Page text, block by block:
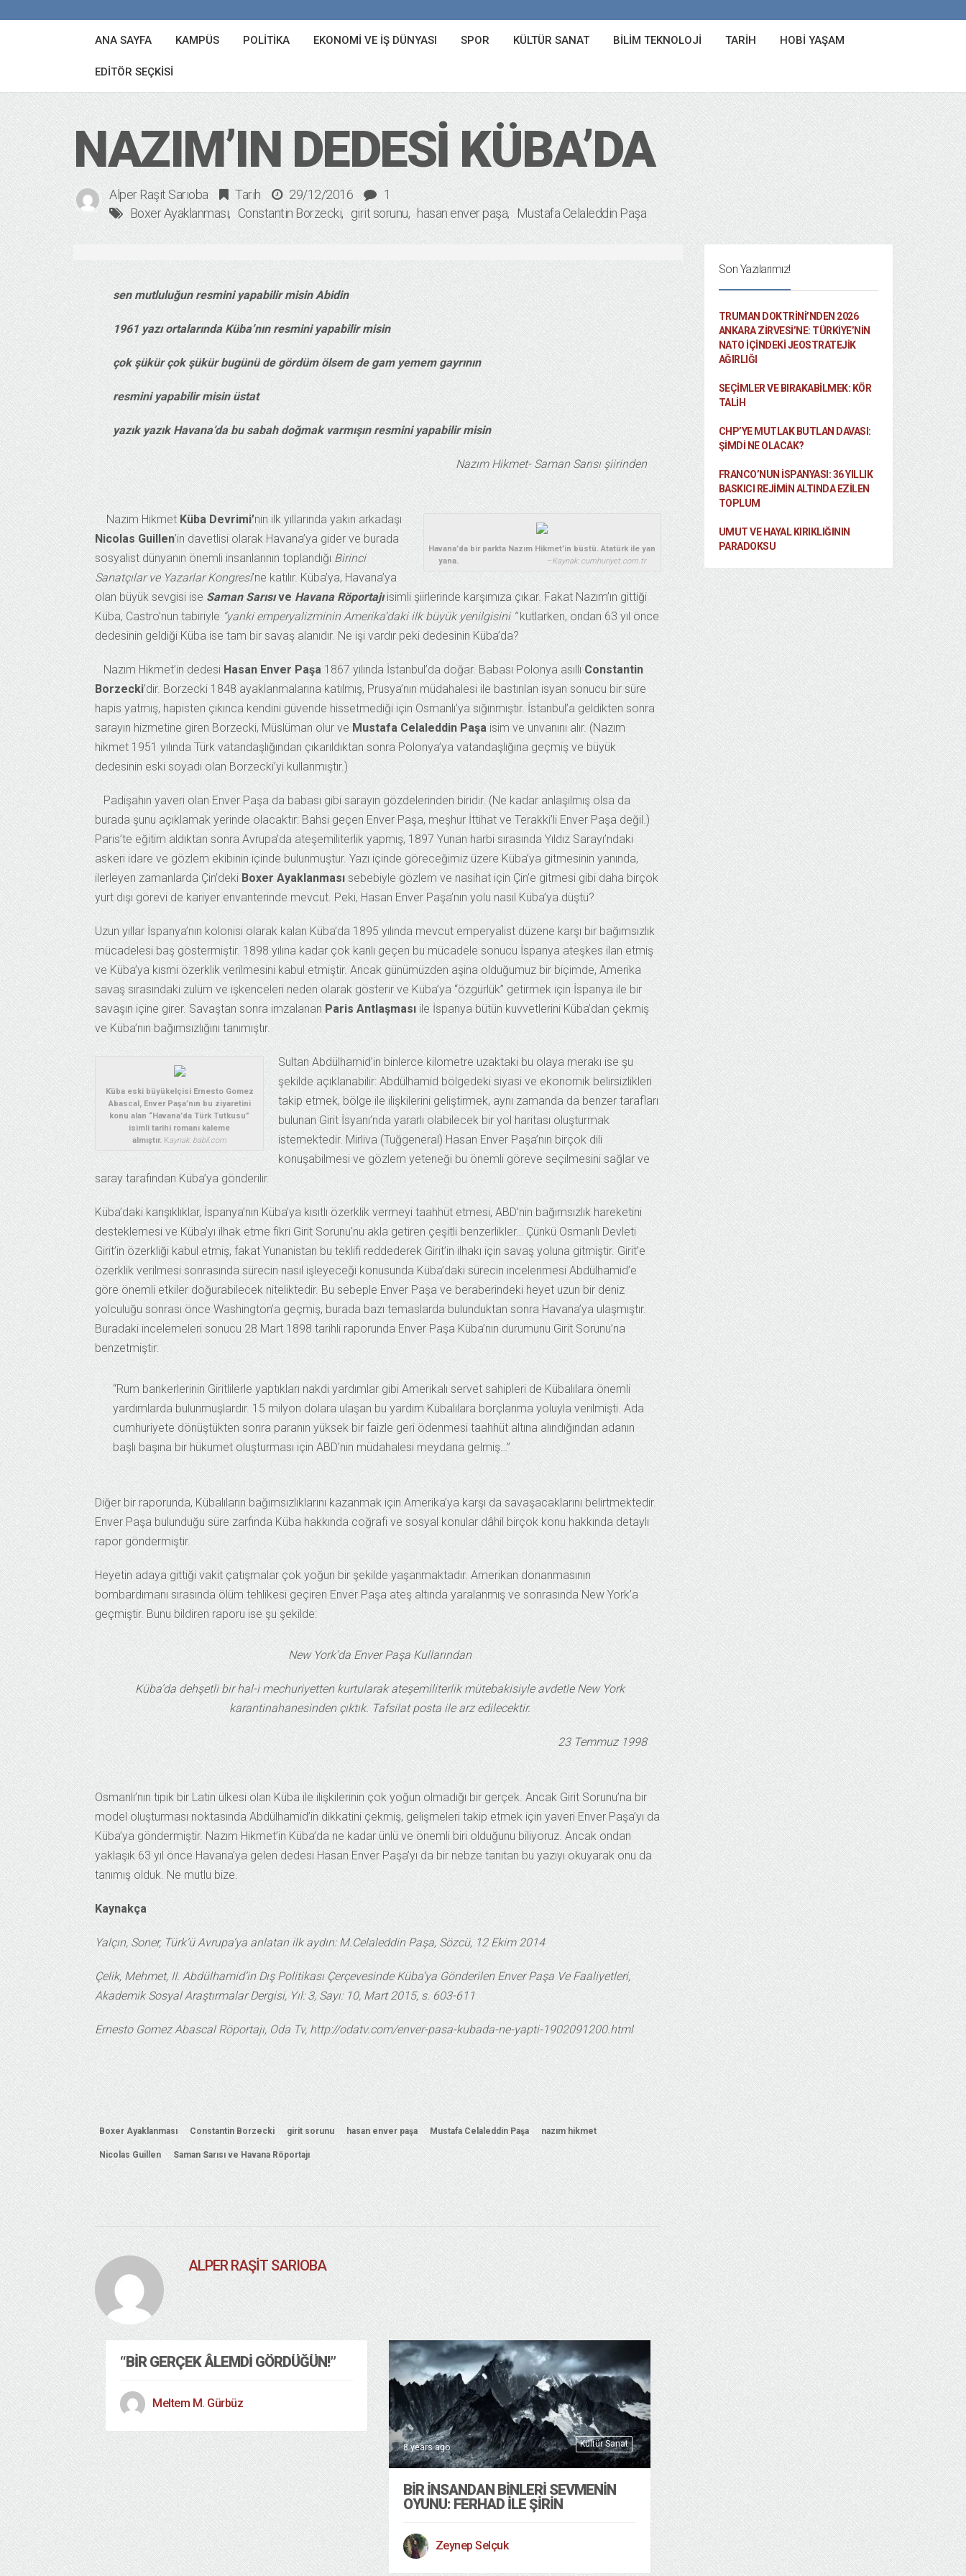
ANA SAYFA KAMPÜS POLITIKA EKONOMI VE İŞ DÜNYASI SPOR KÜLTÜR SANAT BILIM TEKNOLOJI TARIH HOBI YAŞAM
EDITÖR SEÇKISI
NAZIM’IN DEDESI KÜBA’DA
Alper Raşit Sarıoba Tarih 29/12/2016
1
Boxer Ayaklanması
Constantin Borzecki girit sorunu hasan enver paşa Mustafa Celaleddin Paşa
sen mutluluğun resmini yapabilir misin Abidin
1961 yazı ortalarında Küba’nın resmini yapabilir misin
çok şükür çok şükür bugünü de gördüm ölsem de gam yemem gayrının
resmini yapabilir misin üstat
yazık yazık Havana’da bu sabah doğmak varmışın resmini yapabilir misin
Nazım Hikmet- Saman Sarısı şiirinden
Havana’da bir parkta Nazım Hikmet’in büstü. Atatürk ile yan
yana.–Kaynak: cumhuriyet.com.tr
Nazım Hikmet Küba Devrimi’nin ilk yıllarında yakın arkadaşı
Nicolas Guillen’in davetlisi olarak Havana’ya gider ve burada
sosyalist dünyanın önemli insanlarının toplandığı Birinci
Sanatçılar ve Yazarlar Kongresi’ne katılır. Küba’ya, Havana’ya
olan büyük sevgisi ise Saman Sarısıve Havana Röportajı isimli şiirlerinde karşımıza çıkar. Fakat Nazım’ın gittiği
Küba, Castro’nun tabiriyle “yanki emperyalizminin Amerika’daki ilk büyük yenilgisini “kutlarken, ondan 63 yıl önce
dedesinin geldiği Küba ise tam bir savaş alanıdır. Ne işi vardır peki dedesinin Küba’da?
Nazım Hikmet’in dedesi Hasan Enver Paşa 1867 yılında İstanbul’da doğar. Babası Polonya asıllı Constantin
Borzecki’dir. Borzecki 1848 ayaklanmalarına katılmış, Prusya’nın müdahalesi ile bastırılan isyan sonucu bir süre
hapis yatmış, hapisten çıkınca kendini güvende hissetmediği için Osmanlı’ya sığınmıştır. İstanbul’a geldikten sonra
sarayın hizmetine giren Borzecki, Müslüman olur ve Mustafa Celaleddin Paşa isim ve unvanını alır. (Nazım
hikmet 1951 yılında Türk vatandaşlığından çıkarıldıktan sonra Polonya’ya vatandaşlığına geçmiş ve büyük
dedesinin eski soyadı olan Borzecki’yi kullanmıştır.)
Padişahın yaveri olan Enver Paşa da babası gibi sarayın gözdelerinden biridir. (Ne kadar anlaşılmış olsa da
burada şunu açıklamak yerinde olacaktır: Bahsi geçen Enver Paşa, meşhur İttihat ve Terakki’li Enver Paşa değil.)
Paris’te eğitim aldıktan sonra Avrupa’da ateşemiliterlik yapmış, 1897 Yunan harbi sırasında Yıldız Sarayı’ndaki
askeri idare ve gözlem ekibinin içinde bulunmuştur. Yazı içinde göreceğimiz üzere Küba’ya gitmesinin yanında,
ilerleyen zamanlarda Çin’deki Boxer Ayaklanması sebebiyle gözlem ve nasihat için Çin’e gitmesi gibi daha birçok
yurt dışı görevi de kariyer envanterinde mevcut. Peki, Hasan Enver Paşa’nın yolu nasıl Küba’ya düştü?
Uzun yıllar İspanya’nın kolonisi olarak kalan Küba’da 1895 yılında mevcut emperyalist düzene karşı bir bağımsızlık
mücadelesi baş göstermiştir. 1898 yılına kadar çok kanlı geçen bu mücadele sonucu İspanya ateşkes ilan etmiş
ve Küba’ya kısmi özerklik verilmesini kabul etmiştir. Ancak günümüzden aşina olduğumuz bir biçimde, Amerika
savaş sırasındaki zulüm ve işkenceleri neden olarak gösterir ve Küba’ya “özgürlük” getirmek için İspanya ile bir
savaşın içine girer. Savaştan sonra imzalanan Paris Antlaşması ile İspanya bütün kuvvetlerini Küba’dan çekmiş
ve Küba’nın bağımsızlığını tanımıştır.
Küba eski büyükelçisi Ernesto Gomez
Abascal, Enver Paşa’nın bu ziyaretini
konu alan “Havana’da Türk Tutkusu”
isimli tarihi romanı kaleme
almıştır. Kaynak: babil.com
Sultan Abdülhamid’in binlerce kilometre uzaktaki bu olaya merakı ise şu
şekilde açıklanabilir: Abdülhamid bölgedeki siyasi ve ekonomik belirsizlikleri
takip etmek, bölge ile ilişkilerini geliştirmek, aynı zamanda da benzer tarafları
bulunan Girit İsyanı’nda yararlı olabilecek bir yol haritası oluşturmak
istemektedir. Mirliva (Tuğgeneral) Hasan Enver Paşa’nın birçok dili
konuşabilmesi ve gözlem yeteneği bu önemli göreve seçilmesini sağlar ve
saray tarafından Küba’ya gönderilir.
Küba’daki karışıklıklar, İspanya’nın Küba’ya kısıtlı özerklik vermeyi taahhüt etmesi, ABD’nin bağımsızlık hareketini
desteklemesi ve Küba’yı ilhak etme fikri Girit Sorunu’nu akla getiren çeşitli benzerlikler… Çünkü Osmanlı Devleti
Girit’in özerkliği kabul etmiş, fakat Yunanistan bu teklifi reddederek Girit’in ilhakı için savaş yoluna gitmiştir. Girit’e
özerklik verilmesi sonrasında sürecin nasıl işleyeceği konusunda Küba’daki sürecin incelenmesi Abdülhamid’e
göre önemli etkiler doğurabilecek niteliktedir. Bu sebeple Enver Paşa ve beraberindeki heyet uzun bir deniz
yolculuğu sonrası önce Washington’a geçmiş, burada bazı temaslarda bulunduktan sonra Havana’ya ulaşmıştır.
Buradaki incelemeleri sonucu 28 Mart 1898 tarihli raporunda Enver Paşa Küba’nın durumunu Girit Sorunu’na
benzetmiştir:
“Rum bankerlerinin Giritlilerle yaptıkları nakdi yardımlar gibi Amerikalı servet sahipleri de Kübalılara önemli
yardımlarda bulunmuşlardır. 15 milyon dolara ulaşan bu yardım Kübalılara borçlanma yoluyla verilmişti. Ada
cumhuriyete dönüştükten sonra paranın yüksek bir faizle geri ödenmesi taahhüt altına alındığından adanın
başlı başına bir hükumet oluşturması için ABD’nin müdahalesi meydana gelmiş…”
Diğer bir raporunda, Kübalıların bağımsızlıklarını kazanmak için Amerika’ya karşı da savaşacaklarını belirtmektedir.
Enver Paşa bulunduğu süre zarfında Küba hakkında coğrafi ve sosyal konular dâhil birçok konu hakkında detaylı
rapor göndermiştir.
Heyetin adaya gittiği vakit çatışmalar çok yoğun bir şekilde yaşanmaktadır. Amerikan donanmasının
bombardımanı sırasında ölüm tehlikesi geçiren Enver Paşa ateş altında yaralanmış ve sonrasında New York’a
geçmiştir. Bunu bildiren raporu ise şu şekilde:
New York’da Enver Paşa Kullarından
Küba’da dehşetli bir hal-i mechuriyetten kurtularak ateşemiliterlik mütebakisiyle avdetle New York
karantinahanesinden çıktık. Tafsilat posta ile arz edilecektir.
23 Temmuz 1998
Osmanlı’nın tipik bir Latin ülkesi olan Küba ile ilişkilerinin çok yoğun olmadığı bir gerçek. Ancak Girit Sorunu’na bir
model oluşturması noktasında Abdülhamid’in dikkatini çekmiş, gelişmeleri takip etmek için yaveri Enver Paşa’yı da
Küba’ya göndermiştir. Nazım Hikmet’in Küba’da ne kadar ünlü ve önemli biri olduğunu biliyoruz. Ancak ondan
yaklaşık 63 yıl önce Havana’ya gelen dedesi Hasan Enver Paşa’yı da bir nebze tanıtan bu yazıyı okuyarak onu da
tanımış olduk. Ne mutlu bize.
Kaynakça
Yalçın, Soner, Türk’ü Avrupa’ya anlatan ilk aydın: M.Celaleddin Paşa, Sözcü, 12 Ekim 2014
Çelik, Mehmet, II. Abdülhamid’in Dış Politikası Çerçevesinde Küba’ya Gönderilen Enver Paşa Ve Faaliyetleri,
Akademik Sosyal Araştırmalar Dergisi, Yıl: 3, Sayı: 10, Mart 2015, s. 603-611
Ernesto Gomez Abascal Röportajı, Oda Tv, http://odatv.com/enver-pasa-kubada-ne-yapti-1902091200.html
Boxer Ayaklanması Constantin Borzecki girit sorunu hasan enver paşa Mustafa Celaleddin Paşa nazım hikmet
Nicolas Guillen Saman Sarısı ve Havana Röportajı
ALPER RAŞIT SARIOBA
“BIR GERÇEK ÂLEMDI GÖRDÜĞÜN!”
Meltem M. Gürbüz
Kültür Sanat
8 years ago
BIR İNSANDAN BINLERI SEVMENIN
OYUNU: FERHAD ILE ŞIRIN
Zeynep Selçuk
Son Yazılarımız!
TRUMAN DOKTRINI’NDEN 2026
ANKARA ZIRVESI’NE: TÜRKIYE’NIN
NATO İÇINDEKI JEOSTRATEJIK
AĞIRLIĞI
SEÇIMLER VE BIRAKABILMEK: KÖR
TALIH
CHP’YE MUTLAK BUTLAN DAVASI:
ŞİMDİ NE OLACAK?
FRANCO’NUN İSPANYASI: 36 YILLIK
BASKICI REJIMIN ALTINDA EZILEN
TOPLUM
UMUT VE HAYAL KIRIKLIĞININ
PARADOKSU